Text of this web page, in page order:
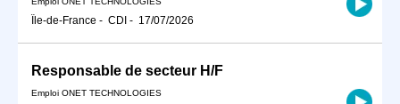
Île-de-France - CDI - 17/07/2026
Responsable de secteur H/F
Emploi ONET TECHNOLOGIES